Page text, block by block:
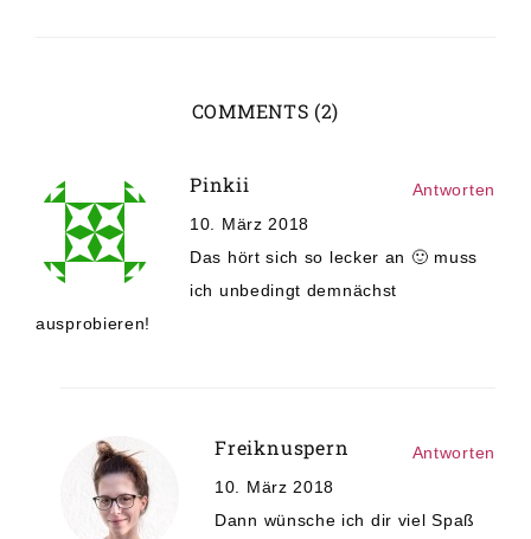
COMMENTS (2)
Pinkii
10. März 2018
Das hört sich so lecker an 🙂 muss
ich unbedingt demnächst
ausprobieren!
Antworten
Freiknuspern
10. März 2018
Dann wünsche ich dir viel Spaß
Antworten